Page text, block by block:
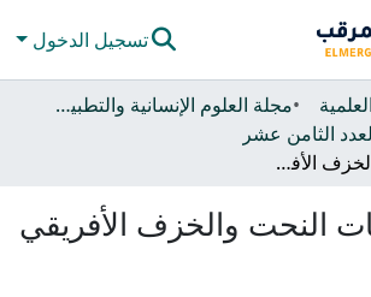
تسجيل الدخول
مجلة العلوم الإنسانية والتطبيقية
الثامن عشر
جماليات النحت والخزف الأفريقي
النحت والخزف الأفريقي